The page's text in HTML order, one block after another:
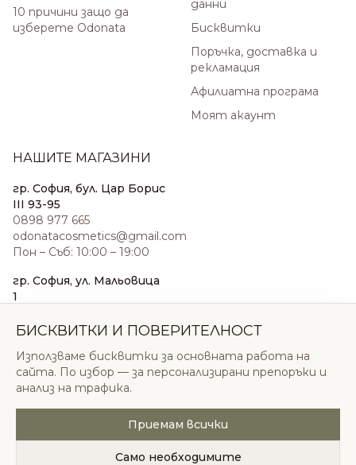
10 причини защо да
изберете Odonata
данни
Бисквитки
Поръчка, доставка и
рекламация
Афилиатна програма
Моят акаунт
НАШИТЕ МАГАЗИНИ
гр. София, бул. Цар Борис
III 93-95
0898 977 665
odonatacosmetics@gmail.com
Пон – Съб: 10:00 – 19:00
гр. София, ул. Мальовица
1
sales@odonatacosmetics.com
Нед: 11:00 – 18:00
© 2026 Одоната Козметикс ООД. Всички права
запазени.
Политика за поверителностОбщи условия
БИСКВИТКИ И ПОВЕРИТЕЛНОСТ
Използваме бисквитки за основната работа на
сайта. По избор — за персонализирани препоръки и
анализ на трафика.
Приемам всички
Само необходимите